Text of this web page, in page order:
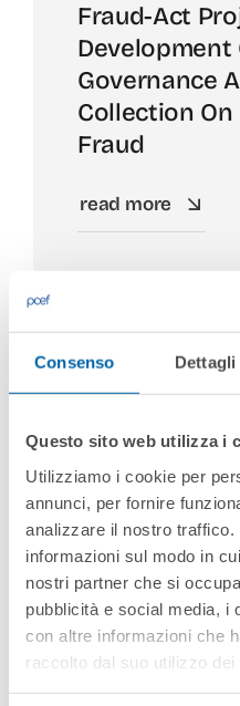
Consenso Dettagli
Questo sito web utilizza i
Utilizziamo i cookie per
annunci, per fornire
analizzare il nostro traffico.
informazioni sul modo in
nostri partner che si
pubblicità e social media, i
con altre informazioni che
raccolto dal suo utilizzo dei
Fraud-Act
Development
Governance
Collection
Fraud
read more